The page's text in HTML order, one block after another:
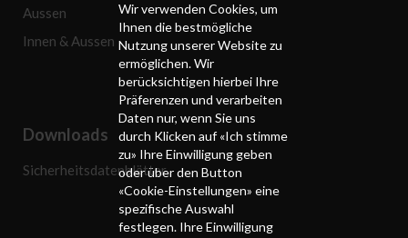
Aussen
Innen & Aussen
Downloads
Sicherheitsdatenblätter
Wir verwenden Cookies, um
Ihnen die bestmögliche
Nutzung unserer Website zu
ermöglichen. Wir
berücksichtigen hierbei Ihre
Präferenzen und verarbeiten
Daten nur, wenn Sie uns
durch Klicken auf «Ich stimme
zu» Ihre Einwilligung geben
oder über den Button
«Cookie-Einstellungen» eine
spezifische Auswahl
festlegen. Ihre Einwilligung